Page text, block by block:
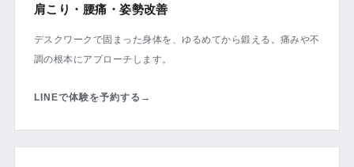
肩こり・腰痛・姿勢改善
デスクワークで固まった身体を、ゆるめてから鍛える。痛みや不
調の根本にアプローチします。
LINEで体験を予約する →